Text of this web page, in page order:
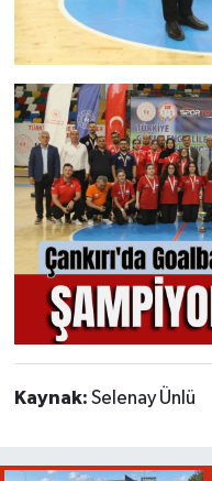
Kaynak: Selenay Ünlü